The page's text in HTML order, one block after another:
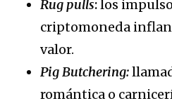
Rug pulls:los
criptomoneda
valor.
Pig Butchering:
romántica o